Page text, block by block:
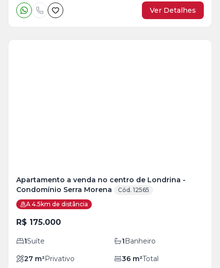
Ver Detalhes
Apartamento a venda no centro de Londrina -
Condomínio Serra Morena
Cód. 12565
A 4.5km de distância
R$ 175.000
1Suíte 1Banheiro
27 m²Privativo 36 m²Total